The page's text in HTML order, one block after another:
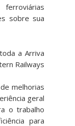
sobre sua
a Arriva
Railways
melhorias
geral
o trabalho
para